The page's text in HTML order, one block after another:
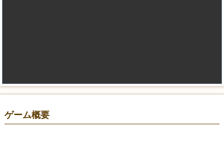
ゲーム概要